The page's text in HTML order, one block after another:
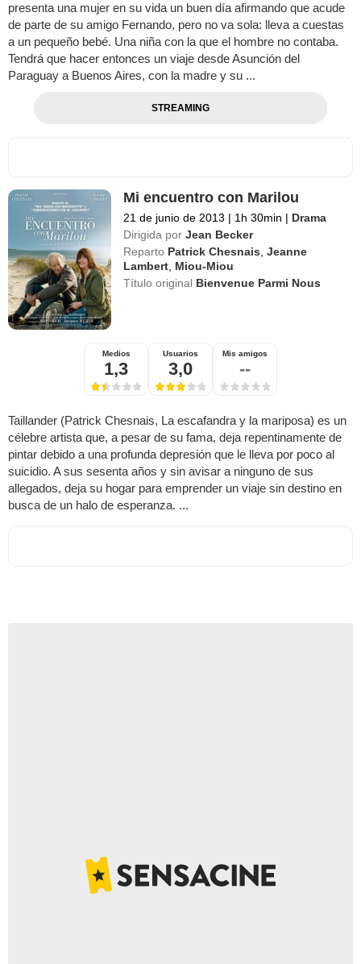
presenta una mujer en su vida un buen día afirmando que acude
de parte de su amigo Fernando, pero no va sola: lleva a cuestas
a un pequeño bebé. Una niña con la que el hombre no contaba.
Tendrá que hacer entonces un viaje desde Asunción del
Paraguay a Buenos Aires, con la madre y su ...
STREAMING
Mi encuentro con Marilou
21 de junio de 2013 | 1h 30min | Drama
Dirigida por Jean Becker
Reparto Patrick Chesnais,Jeanne
Lambert, Miou-Miou
Título original Bienvenue Parmi Nous
Medios
1,3
Usuarios
3,0
Mis amigos
--
Taillander (Patrick Chesnais, La escafandra y la mariposa) es un
célebre artista que, a pesar de su fama, deja repentinamente de
pintar debido a una profunda depresión que le lleva por poco al
suicidio. A sus sesenta años y sin avisar a ninguno de sus
allegados, deja su hogar para emprender un viaje sin destino en
busca de un halo de esperanza. ...